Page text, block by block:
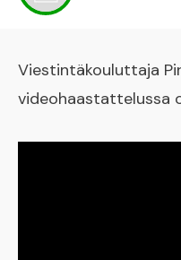
Viestintäkouluttaja
videohaastattelussa